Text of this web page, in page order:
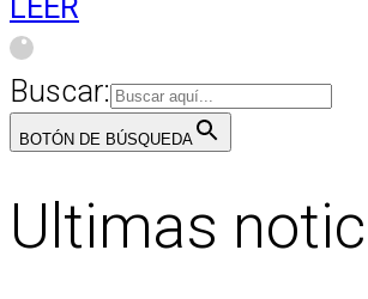
Buscar:
BOTÓN DE BÚSQUEDA
Ultimas